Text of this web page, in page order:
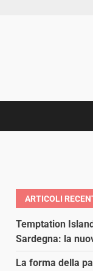
ARTICOLI
Temptation
Sardegna: la
La forma della